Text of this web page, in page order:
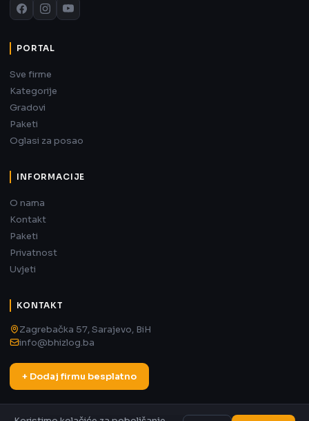
PORTAL
Sve firme
Kategorije
Gradovi
Paketi
Oglasi za posao
INFORMACIJE
O nama
Kontakt
Paketi
Privatnost
Uvjeti
KONTAKT
Zagrebačka 57, Sarajevo, BiH
info@bhizlog.ba
+ Dodaj firmu besplatno